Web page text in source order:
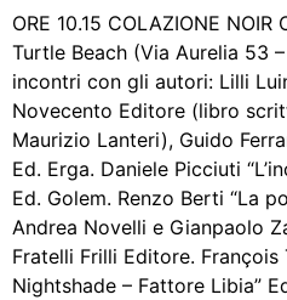
ORE 10.15 COLAZIONE NOIR
Turtle Beach (Via Aurelia 53
incontri con gli autori: Lilli
Novecento Editore (libro
Maurizio Lanteri), Guido
Ed. Erga. Daniele Picciuti
Ed. Golem. Renzo Berti “La
Andrea Novelli e Gianpaolo
Fratelli Frilli Editore. François
Nightshade – Fattore Libia”